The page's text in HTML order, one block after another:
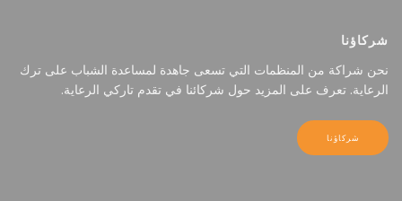
شركاؤنا
نحن شراكة من المنظمات التي تسعى جاهدة لمساعدة الشباب على ترك
الرعاية. تعرف على المزيد حول شركائنا في تقدم تاركي الرعاية.
شركاؤنا